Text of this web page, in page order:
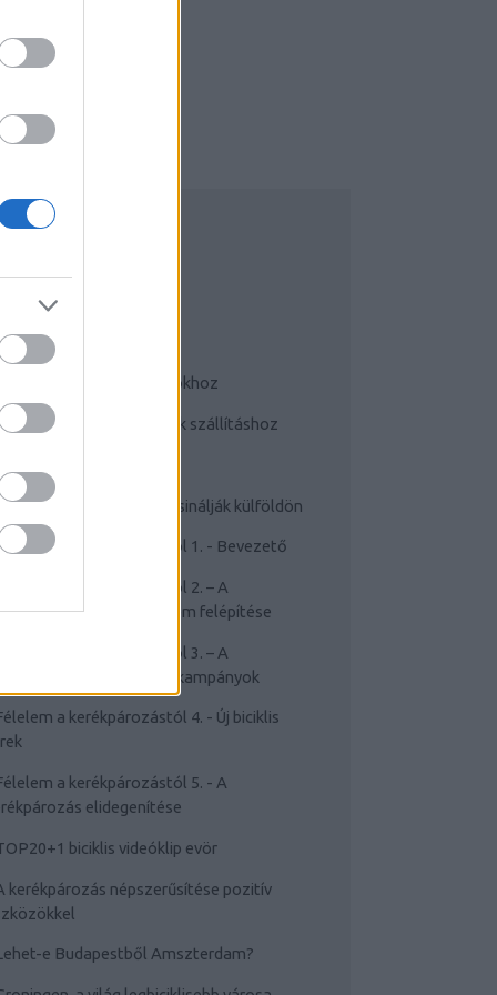
tippek
Kerékpárok a mindennapokhoz
cargo bringák szállításhoz
Cyclechic.hu on tour: Így csinálják külföldön
a kerékpározástól 1. - Bevezető
Félelem a kerékpározástól 2. – A
való félelem felépítése
Félelem a kerékpározástól 3. – A
népszerűsítő kampányok
a kerékpározástól 4. - Új biciklis
a kerékpározástól 5. - A
elidegenítése
biciklis videóklip evör
kerékpározás népszerűsítése pozitív
e Budapestből Amszterdam?